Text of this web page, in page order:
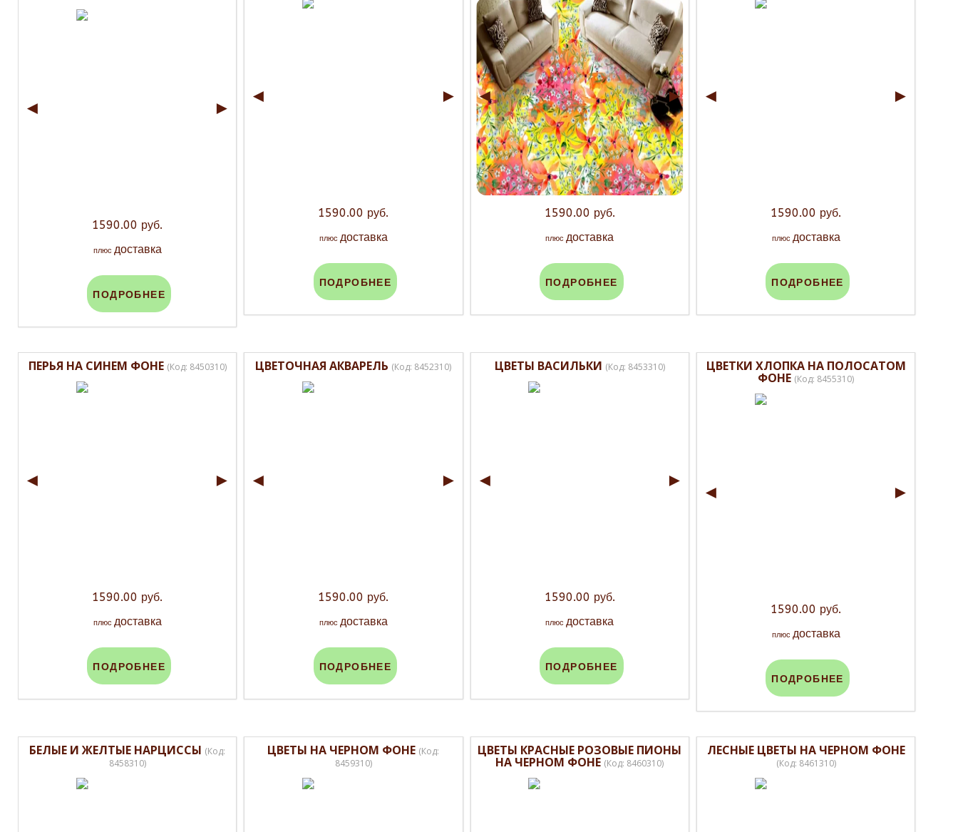
◄ ►
1590.00 руб.
плюс доставка
ПОДРОБНЕЕ
◄ ►
1590.00 руб.
плюс доставка
ПОДРОБНЕЕ
◄ ►
1590.00 руб.
плюсдоставка
ПОДРОБНЕЕ
◄ ►
1590.00 руб.
плюс доставка
ПОДРОБНЕЕ
ПЕРЬЯ НА СИНЕМ ФОНЕ (Код: 8450310)
◄ ►
1590.00 руб.
плюс доставка
ПОДРОБНЕЕ
ЦВЕТОЧНАЯ АКВАРЕЛЬ (Код: 8452310)
◄ ►
1590.00 руб.
плюс доставка
ПОДРОБНЕЕ
ЦВЕТЫ ВАСИЛЬКИ (Код: 8453310)
◄ ►
1590.00 руб.
плюсдоставка
ПОДРОБНЕЕ
ЦВЕТКИ ХЛОПКА НА ПОЛОСАТОМ
ФОНЕ (Код: 8455310)
◄ ►
1590.00 руб.
плюс доставка
ПОДРОБНЕЕ
БЕЛЫЕ И ЖЕЛТЫЕ НАРЦИССЫ (Код:
8458310)
ЦВЕТЫ НА ЧЕРНОМ ФОНЕ (Код:
8459310)
ЦВЕТЫ КРАСНЫЕ РОЗОВЫЕ ПИОНЫ
НА ЧЕРНОМ ФОНЕ (Код: 8460310)
ЛЕСНЫЕ ЦВЕТЫ НА ЧЕРНОМ ФОНЕ
(Код: 8461310)